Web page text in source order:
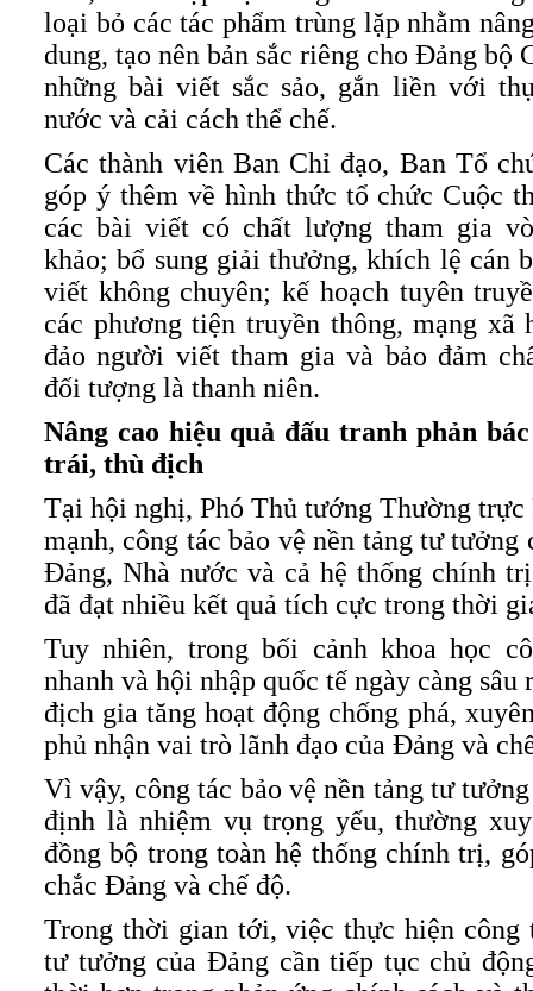
loại bỏ các tác phẩm trùng lặp nhằm
dung, tạo nên bản sắc riêng cho Đảng bộ
những bài viết sắc sảo, gắn liền với
nước và cải cách thể chế.
Các thành viên Ban Chỉ đạo, Ban Tổ
góp ý thêm về hình thức tổ chức Cuộc
các bài viết có chất lượng tham gia
khảo; bổ sung giải thưởng, khích lệ cán
viết không chuyên; kế hoạch tuyên
các phương tiện truyền thông, mạng xã
đảo người viết tham gia và bảo đảm
đối tượng là thanh niên.
Nâng cao hiệu quả đấu tranh phản
trái, thù địch
Tại hội nghị, Phó Thủ tướng Thường trực
mạnh, công tác bảo vệ nền tảng tư
Đảng, Nhà nước và cả hệ thống chính
đã đạt nhiều kết quả tích cực trong thời
Tuy nhiên, trong bối cảnh khoa học
nhanh và hội nhập quốc tế ngày càng
địch gia tăng hoạt động chống phá,
phủ nhận vai trò lãnh đạo của Đảng và
Vì vậy, công tác bảo vệ nền tảng tư
định là nhiệm vụ trọng yếu, thường
đồng bộ trong toàn hệ thống chính trị,
chắc Đảng và chế độ.
Trong thời gian tới, việc thực hiện công
tư tưởng của Đảng cần tiếp tục chủ